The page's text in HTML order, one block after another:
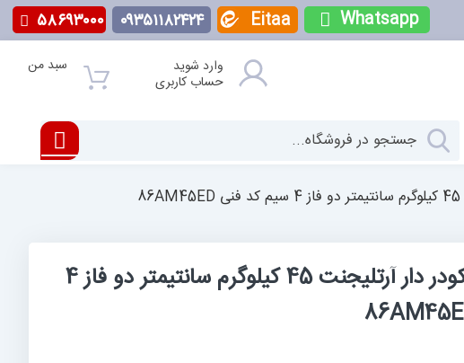
۵۸۶۹۳۰۰۰ ۰۹۳۵۱۱۸۲۴۲۴ Eitaa Whatsapp
وارد شوید
حساب کاربری
سبد من
استپ موتور انکودر دار آرتلیجنت 45 کیلوگرم سانتیمتر دو فاز 4